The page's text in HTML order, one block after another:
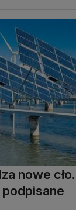
nowe cło.